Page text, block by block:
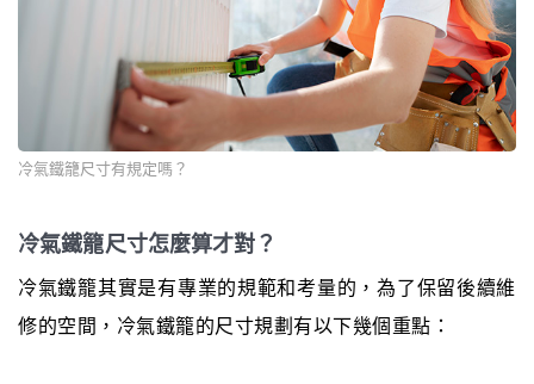
冷氣鐵籠尺寸有規定嗎？
冷氣鐵籠尺寸怎麼算才對？
冷氣鐵籠其實是有專業的規範和考量的，為了保留後續維
修的空間，冷氣鐵籠的尺寸規劃有以下幾個重點：